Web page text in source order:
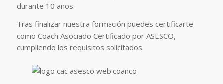
durante 10 años.
Tras finalizar nuestra formación puedes certificarte
como Coach Asociado Certificado por ASESCO,
cumpliendo los requisitos solicitados.